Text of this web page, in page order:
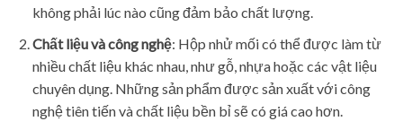
không phải lúc nào cũng đảm bảo chất lượng.
Chất liệu và công nghệ: Hộp nhử mối có thể được làm từ
nhiều chất liệu khác nhau, như gỗ, nhựa hoặc các vật liệu
chuyên dụng. Những sản phẩm được sản xuất với công
nghệ tiên tiến và chất liệu bền bỉ sẽ có giá cao hơn.